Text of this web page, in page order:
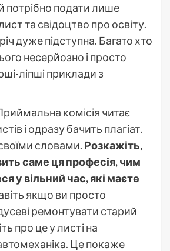
потрібно подати лише
та свідоцтво про освіту.
дуже підступна. Багато хто
несерйозно і просто
ліпші приклади з
комісія читає
і одразу бачить плагіат.
словами. Розкажіть,
саме ця професія, чим
у вільний час, які маєте
якщо ви просто
ремонтувати старий
про це у листі на
Це покаже